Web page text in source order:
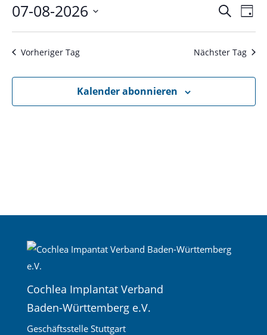
2026
SucheTag
07-08-2026
Datum
wählen.
Vorheriger Tag Nächster Tag
Kalender abonnieren
Cochlea Implantat Verband
Baden-Württemberg e.V.
Geschäftsstelle Stuttgart